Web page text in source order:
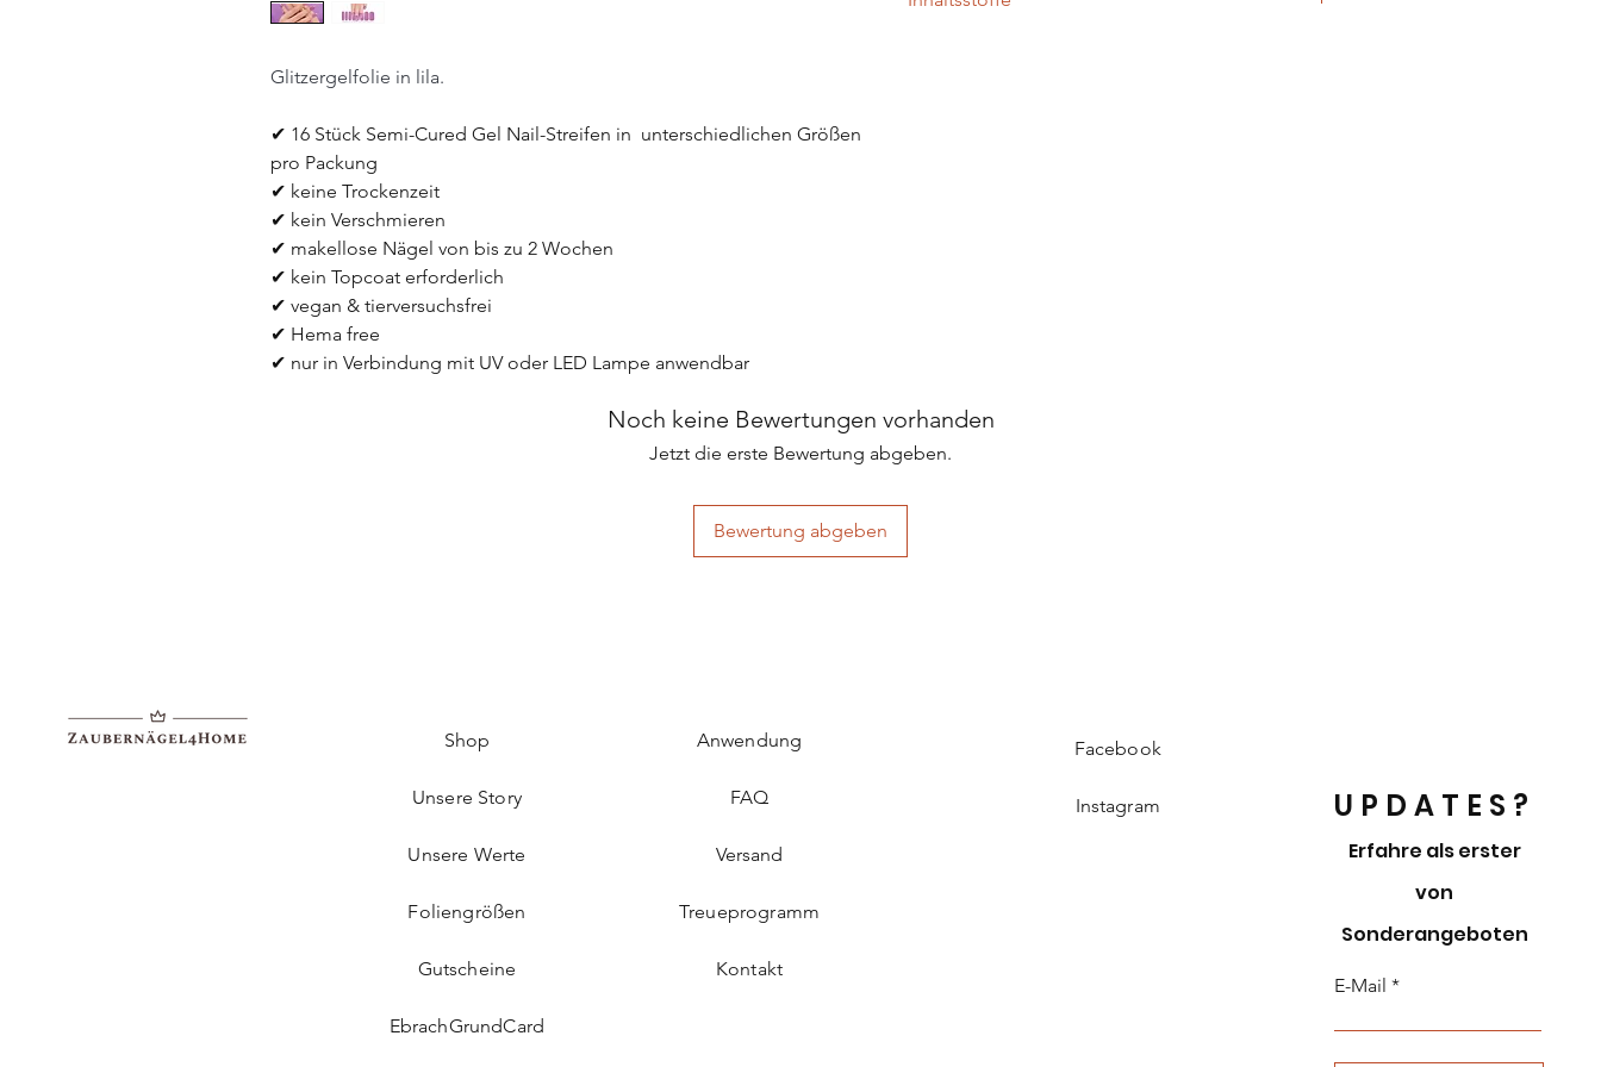
Glitzergelfolie in lila.
✔ 16 Stück Semi-Cured Gel Nail-Streifen in  unterschiedlichen Größen
pro Packung
✔ keine Trockenzeit
✔ kein Verschmieren
✔ makellose Nägel von bis zu 2 Wochen
✔ kein Topcoat erforderlich
✔ vegan & tierversuchsfrei
✔ Hema free
✔ nur in Verbindung mit UV oder LED Lampe anwendbar
Noch keine Bewertungen vorhanden
Jetzt die erste Bewertung abgeben.
Bewertung abgeben
Shop
Unsere Story
Unsere Werte
Foliengrößen
Gutscheine
EbrachGrundCard
Anwendung
FAQ​
Versand
Treueprogramm
Kontakt
Facebook
Instagram UPDATES?
Erfahre als erster
von
Sonderangeboten
E-Mail